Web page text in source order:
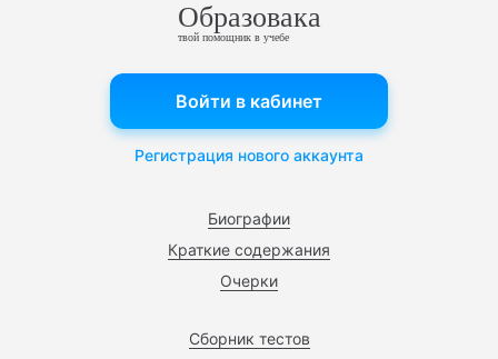
Образовака
твой помощник в учебе
Биографии
Краткие содержания
Очерки
Сборник тестов
Войти в кабинет
Регистрация нового аккаунта